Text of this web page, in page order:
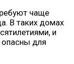
чаще
В таких домах
и
опасны для